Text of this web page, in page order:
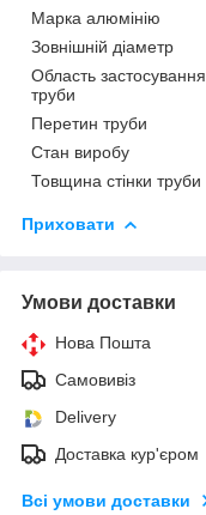
Марка алюмінію
Зовнішній діаметр
Область застосування
труби
Перетин труби
Стан виробу
Товщина стінки труби
Приховати
Умови доставки
Нова Пошта
Самовивіз
Delivery
Доставка кур'єром
Всі умови доставки